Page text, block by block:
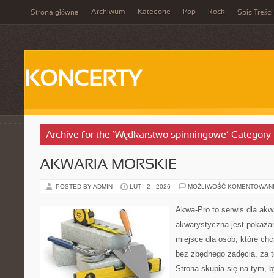
Strona główna Archiwum Kategorie Pop Rock Spis Treści
KONCERTY
Archive for the ‘Wędkarstwo spinningowe’ Category
AKWARIA MORSKIE
POSTED BY ADMIN LUT - 2 - 2026 MOŻLIWOŚĆ
Akwa-Pro to serwis dla
akwarystyczna jest
miejsce dla osób, które
bez zbędnego zadęcia, za
Strona skupia się na tym,